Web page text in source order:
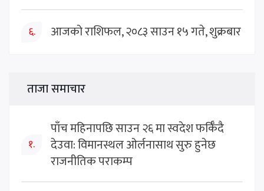
६. आजको राशिफल, २०८३ साउन १५ गते, शुक्रबार
ताजा समाचार
१.
पाँच महिनापछि साउन २६ मा स्वदेश फर्किँदै
देउवा: विमानस्थल ओर्लनासाथ सुरु हुनेछ
राजनीतिक पराकम्प